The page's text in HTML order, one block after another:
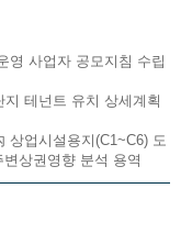
영 사업자 공모지침 수립
지 테넌트 유치 상세계획
상업시설용지(C1~C6) 도
상권영향 분석 용역